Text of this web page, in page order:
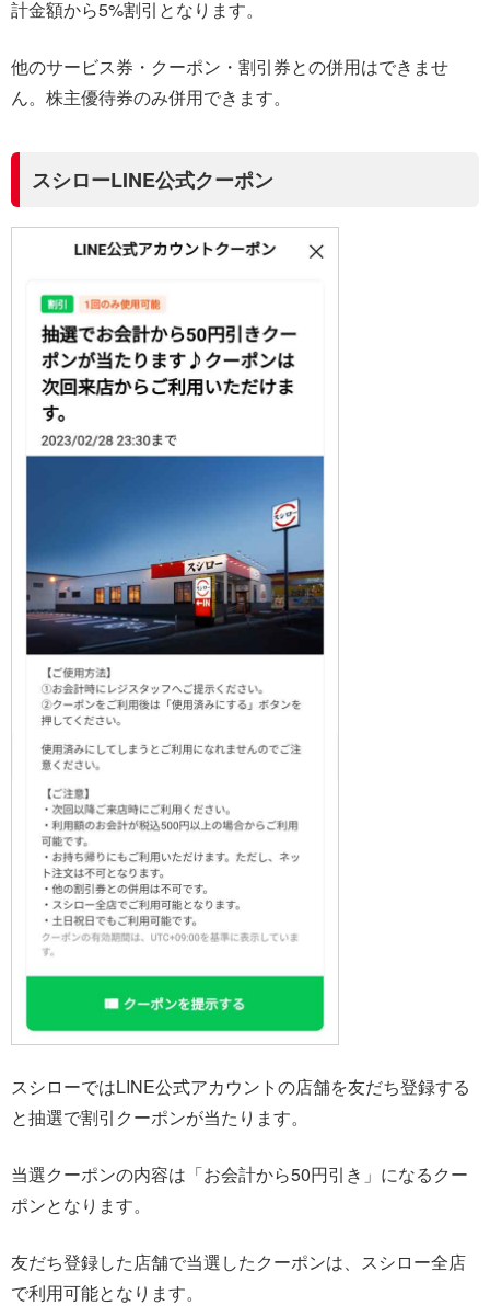
計金額から5%割引となります。
他のサービス券・クーポン・割引券との併用はできませ
ん。株主優待券のみ併用できます。
スシローLINE公式クーポン
スシローではLINE公式アカウントの店舗を友だち登録する
と抽選で割引クーポンが当たります。
当選クーポンの内容は「お会計から50円引き」になるクー
ポンとなります。
友だち登録した店舗で当選したクーポンは、スシロー全店
で利用可能となります。